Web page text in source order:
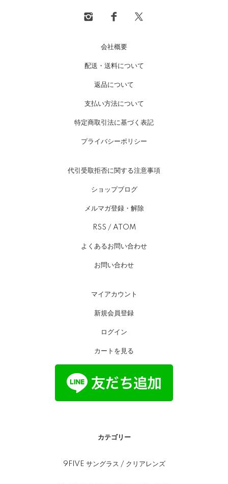
会社概要
配送・送料について
返品について
支払い方法について
特定商取引法に基づく表記
プライバシーポリシー
代引受取拒否に関する注意事項
ショップブログ
メルマガ登録・解除
RSS / ATOM
よくあるお問い合わせ
お問い合わせ
マイアカウント
新規会員登録
ログイン
カートを見る
カテゴリー
9FIVE サングラス / クリアレンズ